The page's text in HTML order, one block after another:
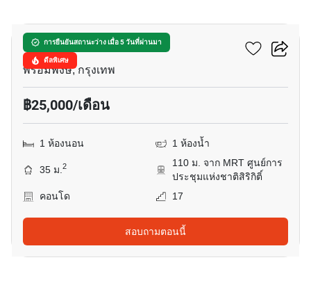
การยืนยันสถานะว่าง เมื่อ 5 วันที่ผ่านมา
ดีลพิเศษ
วินด์แฮม เรสซิเดนท์
พร้อมพงษ์, กรุงเทพ
฿25,000/เดือน
1 ห้องนอน 1 ห้องน้ำ
35 ม.2
110 ม. จาก MRT ศูนย์การ
ประชุมแห่งชาติสิริกิติ์
คอนโด
17
สอบถามตอนนี้